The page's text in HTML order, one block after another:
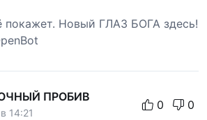
покажет. Новый ГЛАЗ БОГА здесь!
ПРОБИВ
14:21
0 0